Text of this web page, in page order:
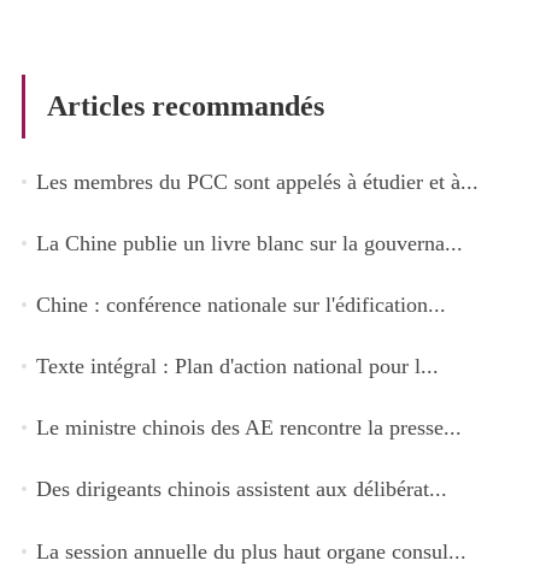
Articles recommandés
Les membres du PCC sont appelés à étudier et à...
La Chine publie un livre blanc sur la gouverna...
Chine : conférence nationale sur l'édification...
Texte intégral : Plan d'action national pour l...
Le ministre chinois des AE rencontre la presse...
Des dirigeants chinois assistent aux délibérat...
La session annuelle du plus haut organe consul...